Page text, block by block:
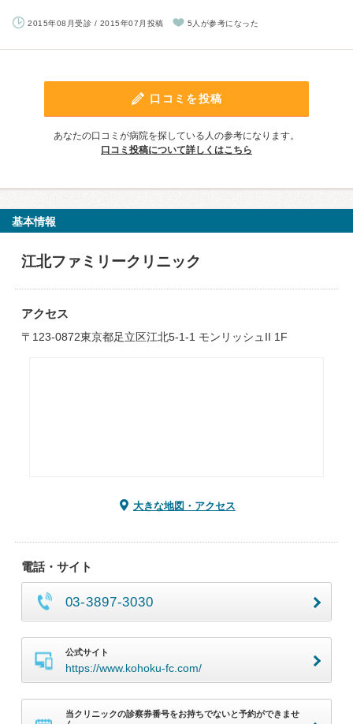
2015年08月受診 / 2015年07月投稿 5人が参考になった
口コミを投稿
あなたの口コミが病院を探している人の参考になります。
口コミ投稿について詳しくはこちら
基本情報
江北ファミリークリニック
アクセス
〒123-0872東京都足立区江北5-1-1 モンリッシュII 1F
大きな地図・アクセス
電話・サイト
03-3897-3030
公式サイト
https://www.kohoku-fc.com/
当クリニックの診察券番号をお持ちでないと予約ができませ